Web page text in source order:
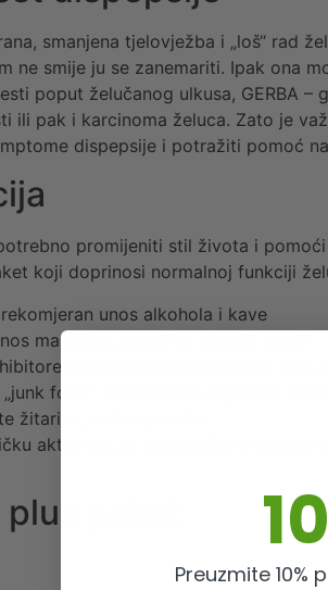
smanjena tjelovježba i „loš“ rad
ne smije ju se zanemariti. Ipak ona
poput želučanog ulkusa, GERBA –
ili pak i karcinoma želuca. Zato je
dispepsije i potražiti pomoć
promijeniti stil života i pomoći
koji doprinosi normalnoj funkciji
unos alkohola i kave
masnoća, posebice užeglih masti
probavnih enzima poput: leće,
food“, punomasne mliječne i
žitarice, voće i povrće
aktivnost, tj. tjelovježbu u trajanju
paket
Preuzmite 10%